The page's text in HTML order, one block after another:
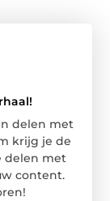
delen met
krijg je de
delen met
content.